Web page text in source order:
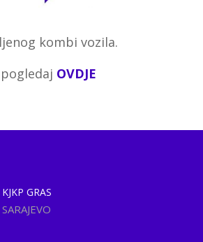
kombi vozila.
OVDJE
KJKP GRAS
SARAJEVO